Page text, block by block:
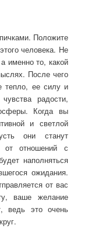
Положите
человека. Не
именно то, какой
После чего
тепло, ее силу и
радости,
Когда вы
и светлой
они станут
отношений с
наполняться
ожидания.
от вас
ваше желание
ведь это очень